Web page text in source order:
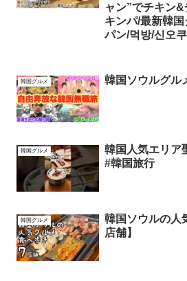
ャン”でチキン
キンパ/最新韓
パン/먹방/신오
韓国グルメ 韓国ソウルグル
韓国グルメ
韓国人気エリア
#韓国旅行
韓国グルメ
韓国ソウルの人
店舗】